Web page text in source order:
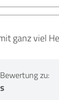
ganz viel
zu: